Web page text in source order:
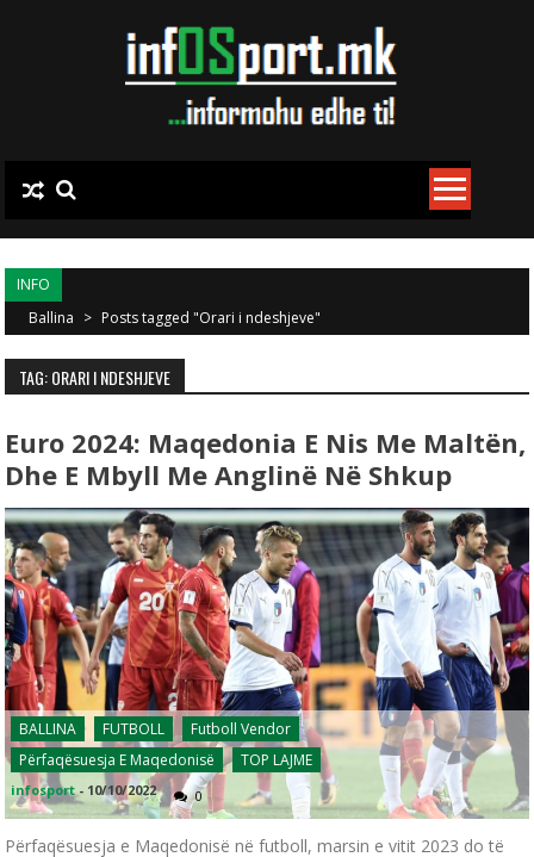
INFO
Ballina > Posts tagged "Orari i ndeshjeve"
TAG: ORARI I NDESHJEVE
Euro 2024: Maqedonia E Nis Me Maltën,
Dhe E Mbyll Me Anglinë Në Shkup
BALLINA FUTBOLL
Futboll Vendor
Përfaqësuesja E Maqedonisë
TOP LAJME
infosport - 10/10/2022 0
Përfaqësuesja e Maqedonisë në futboll, marsin e vitit 2023 do të